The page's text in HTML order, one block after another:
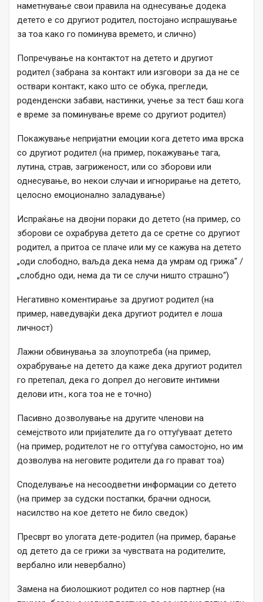
наметнување свои правила на однесување додека
детето е со другиот родител, постојано испрашување
за тоа како го поминува времето, и слично)
Попречување на контактот на детето и другиот
родител (забрана за контакт или изговори за да не се
оствари контакт, како што се обука, прегледи,
роденденски забави, настинки, учење за тест баш кога
е време за поминување време со другиот родител)
Покажување непријатни емоции кога детето има врска
со другиот родител (на пример, покажување тага,
лутина, страв, загриженост, или со зборови или
однесување, во некои случаи и игнорирање на детето,
целосно емоционално заладување)
Испраќање на двојни пораки до детето (на пример, со
зборови се охрабрува детето да се сретне со другиот
родител, а притоа се плаче или му се кажува на детето
„оди слободно, ваљда дека нема да умрам од грижа“ /
„слобдно оди, нема да ти се случи ништо страшно“)
Негативно коментирање за другиот родител (на
пример, наведувајќи дека другиот родител е лоша
личност)
Лажни обвинувања за злоупотреба (на пример,
охрабрување на детето да каже дека другиот родител
го претепал, дека го допрел до неговите интимни
делови итн., кога тоа не е точно)
Пасивно дозволување на другите членови на
семејството или пријателите да го оттуѓуваат детето
(на пример, родителот не го оттуѓува самостојно, но им
дозволува на неговите родители да го прават тоа)
Споделување на несоодветни информации со детето
(на пример за судски постапки, брачни односи,
насилство на кое детето не било сведок)
Пресврт во улогата дете-родител (на пример, барање
од детето да се грижи за чувствата на родителите,
вербално или невербално)
Замена на биолошкиот родител со нов партнер (на